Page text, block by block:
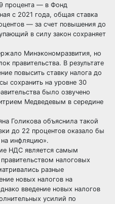
процента — в Фонд
с 2021 года, общая ставка
— за счет повышения до
в силу закон сохраняет
Минэкономразвития, но
правительства. В результате
повысить ставку налога до
сохранить на уровне 30
было озвучено
Медведевым в середине
Голикова объяснила такой
до 22 процентов оказало бы
на инфляцию».
НДС является самым
налоговых
разные
новых налогов на
введение новых налогов
усилий по